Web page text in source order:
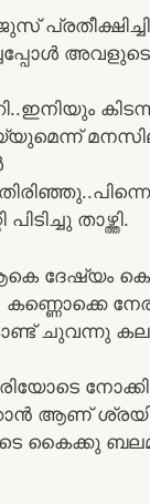
താഴ്ത്തി.
ദേഷ്യം
കണ്ണൊക്കെ
ചുവന്നു
ആണ്
കൈക്കു